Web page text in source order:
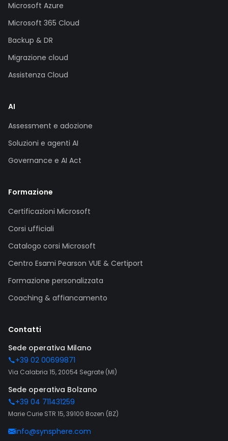
Microsoft Azure
Microsoft 365 Cloud
Backup & DR
Migrazione cloud
Assistenza Cloud
AI
Assessment e adozione
Soluzioni e agenti AI
Governance e AI Act
Formazione
Certificazioni Microsoft
Corsi ufficiali
Catalogo corsi Microsoft
Centro Esami Pearson VUE & Certiport
Formazione personalizzata
Coaching & affiancamento
Contatti
Sede operativa Milano
+39 02 00699871
Via Calabria 15, 20054 Segrate (MI)
Sede operativa Bolzano
+39 04 711431259
Marie Curie STR 15, 39100 Bozen (BZ)
info@synsphere.com